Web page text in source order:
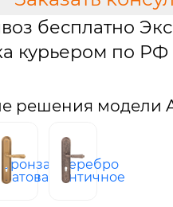
бесплатно
курьером по РФ
решения модели
бронза
матовая
серебро
античное